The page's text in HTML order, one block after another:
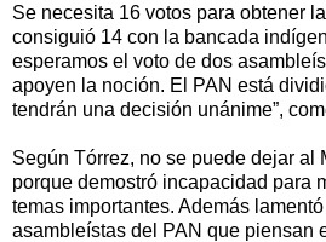
Se necesita 16 votos para obtener
consiguió 14 con la bancada
esperamos el voto de dos
apoyen la noción. El PAN está
tendrán una decisión unánime”,
Según Tórrez, no se puede dejar al
porque demostró incapacidad para
temas importantes. Además
asambleístas del PAN que piensan